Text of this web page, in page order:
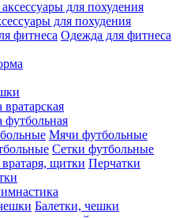
для похудения
Одежда для фитнеса
Мячи футбольные
Сетки футбольные
Перчатки
Балетки, чешки